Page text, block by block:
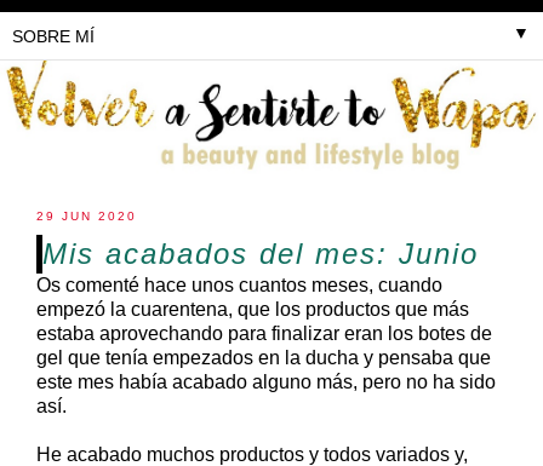
▼
29 JUN 2020
Mis acabados del mes: Junio
Os comenté hace unos cuantos meses, cuando
empezó la cuarentena, que los productos que más
estaba aprovechando para finalizar eran los botes de
gel que tenía empezados en la ducha y pensaba que
este mes había acabado alguno más, pero no ha sido
así.
He acabado muchos productos y todos variados y,